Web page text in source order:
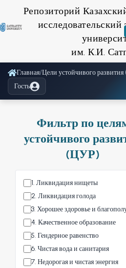
Репозиторий
им. К.И.
Главная/Цели устойчивого
Гость
Фильтр по
устойчивого
(ЦУР)
1. Ликвидация нищеты
2. Ликвидация голода
3. Хорошее здоровье и
4. Качественное образование
5. Гендерное равенство
6. Чистая вода и санитария
7. Недорогая и чистая энергия